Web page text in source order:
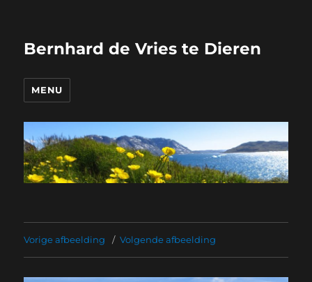
Bernhard de Vries te Dieren
MENU
Vorige afbeelding Volgende afbeelding